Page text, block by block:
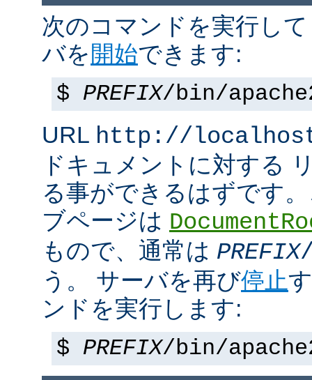
次のコマンドを実行し
バを 開始できます:
$ PREFIX/bin/
URL http://
ドキュメントに対する
る事ができるはずです
ブページは
もので、通常は PREFIX
う。 サーバを再び停止
ンドを実行します:
$ PREFIX/bin/